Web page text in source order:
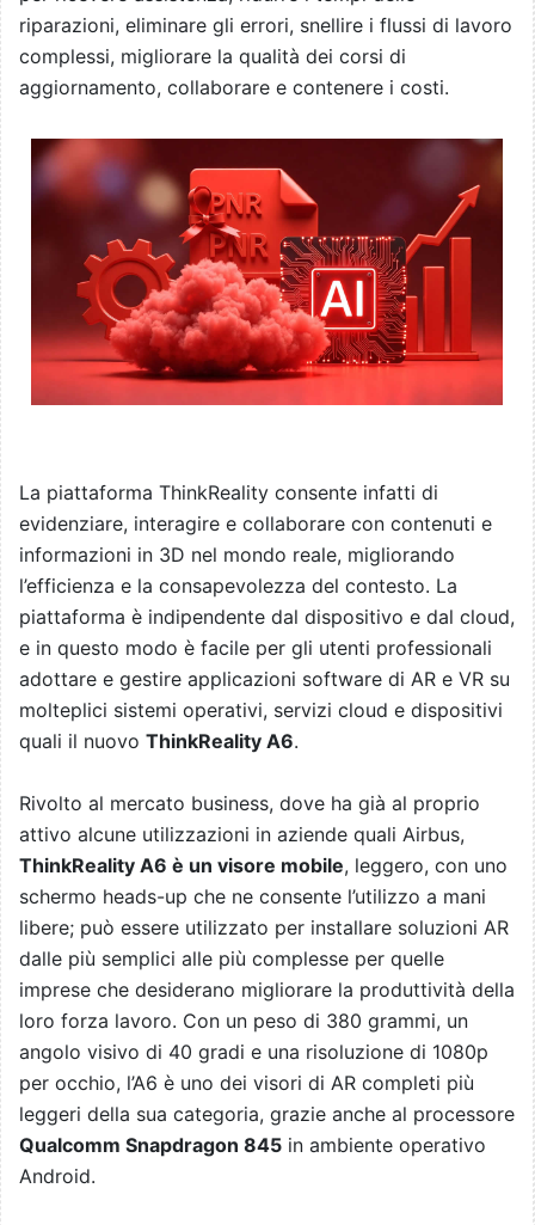
riparazioni, eliminare gli errori, snellire i flussi di lavoro
complessi, migliorare la qualità dei corsi di
aggiornamento, collaborare e contenere i costi.
La piattaforma ThinkReality consente infatti di
evidenziare, interagire e collaborare con contenuti e
informazioni in 3D nel mondo reale, migliorando
l’efficienza e la consapevolezza del contesto. La
piattaforma è indipendente dal dispositivo e dal cloud,
e in questo modo è facile per gli utenti professionali
adottare e gestire applicazioni software di AR e VR su
molteplici sistemi operativi, servizi cloud e dispositivi
quali il nuovo ThinkReality A6.
Rivolto al mercato business, dove ha già al proprio
attivo alcune utilizzazioni in aziende quali Airbus,
ThinkReality A6 è un visore mobile, leggero, con uno
schermo heads-up che ne consente l’utilizzo a mani
libere; può essere utilizzato per installare soluzioni AR
dalle più semplici alle più complesse per quelle
imprese che desiderano migliorare la produttività della
loro forza lavoro. Con un peso di 380 grammi, un
angolo visivo di 40 gradi e una risoluzione di 1080p
per occhio, l’A6 è uno dei visori di AR completi più
leggeri della sua categoria, grazie anche al processore
Qualcomm Snapdragon 845 in ambiente operativo
Android.